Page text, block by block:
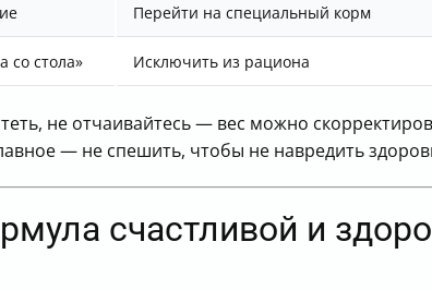
Перейти на специальный корм
со стола» Исключить из рациона
не отчаивайтесь — вес можно
— не спешить, чтобы не навредить
счастливой и